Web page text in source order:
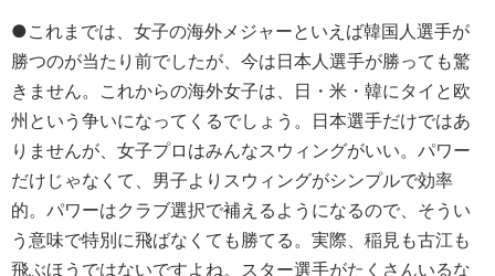
●これまでは、女子の海外メジャーといえば韓国人選手が
勝つのが当たり前でしたが、今は日本人選手が勝っても驚
きません。これからの海外女子は、日・米・韓にタイと欧
州という争いになってくるでしょう。日本選手だけではあ
りませんが、女子プロはみんなスウィングがいい。パワー
だけじゃなくて、男子よりスウィングがシンプルで効率
的。パワーはクラブ選択で補えるようになるので、そうい
う意味で特別に飛ばなくても勝てる。実際、稲見も古江も
飛ぶほうではないですよね。スター選手がたくさんいるな